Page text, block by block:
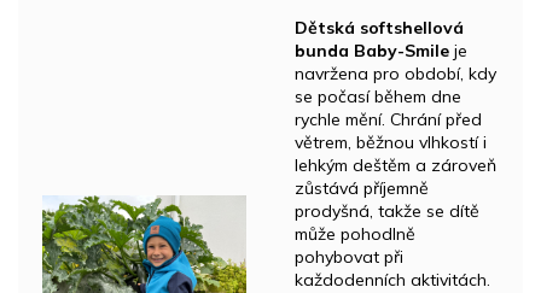
Dětská softshellová
bunda Baby-Smile je
navržena pro období, kdy
se počasí během dne
rychle mění. Chrání před
větrem, běžnou vlhkostí i
lehkým deštěm a zároveň
zůstává příjemně
prodyšná, takže se dítě
může pohodlně
pohybovat při
každodenních aktivitách.